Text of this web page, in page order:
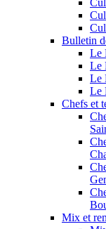
Bulletin
Le
Le
Le
Le
Chefs et
Mix et